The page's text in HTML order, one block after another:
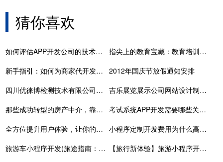
猜你喜欢
如何评估APP开发公司的技术实力
指尖上的教育宝藏：教育培训类小程序，让学习无处不在
新手指引：如何为商家代开发小程序
2012年国庆节放假通知安排
四川优徕博检测技术有限公司网站设计制作由桔子科技完成上线
吉乐展览展示公司网站设计制作由桔子科技完成上线
那些成功转型的房产中介，靠房产小程序做了什么？
考试系统APP开发需要哪些关键技术
全方位提升用户体验，让你的小程序脱颖而出
小程序定制开发费用为什么高？价格贵在哪儿？
旅游车小程序开发(旅途指南：火热开发旅游车小程序，畅享自由之旅！)
【旅行新体验】旅游小程序开发，让每一次出行都成为美好回忆